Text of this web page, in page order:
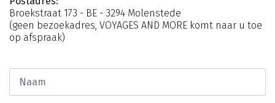
Broekstraat 173 - BE - 3294 Molenstede
(geen bezoekadres, VOYAGES AND MORE komt naar u toe
op afspraak)